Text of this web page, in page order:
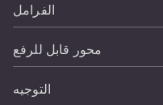
الفرامل
محور قابل للرفع
التوجيه